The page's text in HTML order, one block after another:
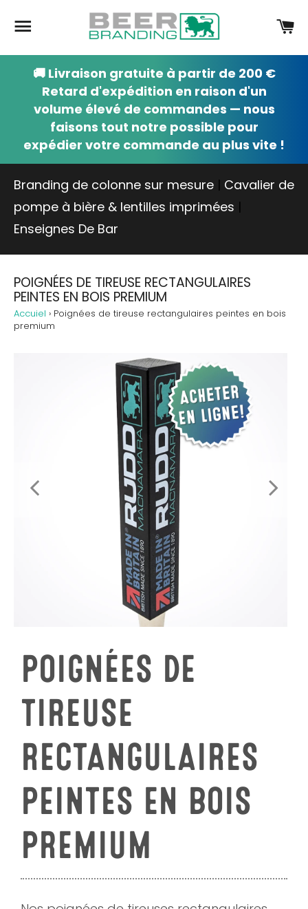
🚚 Livraison gratuite à partir de 200 €
Retard d'expédition en raison d'un
volume élevé de commandes — nous
faisons tout notre possible pour
expédier votre commande au plus vite !
Branding de colonne sur mesure | Cavalier de
pompe à bière & lentilles imprimées |
Enseignes De Bar
POIGNÉES DE TIREUSE RECTANGULAIRES
PEINTES EN BOIS PREMIUM
Accuiel › Poignées de tireuse rectangulaires peintes en bois
premium
POIGNÉES DE
TIREUSE
RECTANGULAIRES
PEINTES EN BOIS
PREMIUM